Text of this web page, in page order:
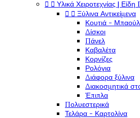
  Υλικά Χειροτεχνίας |
  Ξύλινα Αντικείμενα
Κουτιά -
Δίσκοι
Πάνελ
Καβαλέτα
Κορνίζες
Ρολόγια
Διάφορα ξύλινα
Διακοσμητικά
Έπιπλα
Πολυεστερικά
Τελάρα - Καρτολίνα